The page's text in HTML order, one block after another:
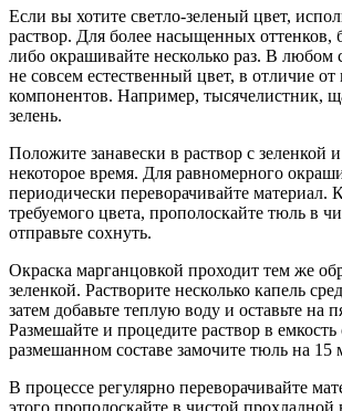
Если вы хотите светло-зеленый цвет,
раствор. Для более насыщенных оттенков,
либо окрашивайте несколько раз. В любом
не совсем естественный цвет, в отличие
компонентов. Например, тысячелистник,
зелень.
Положите занавески в раствор с зеленкой и
некоторое время. Для равномерного
периодически переворачивайте материал.
требуемого цвета, прополоскайте тюль в
отправьте сохнуть.
Окраска марганцовкой проходит тем же
зеленкой. Растворите несколько капель
затем добавьте теплую воду и оставьте на
Размешайте и процедите раствор в
размешанном составе замочите тюль на 15
В процессе регулярно переворачивайте